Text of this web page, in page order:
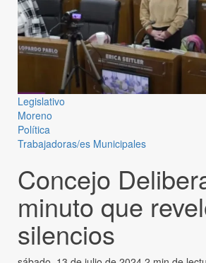
Legislativo
Moreno
Política
Trabajadoras/es Municipales
Concejo
minuto que
silencios